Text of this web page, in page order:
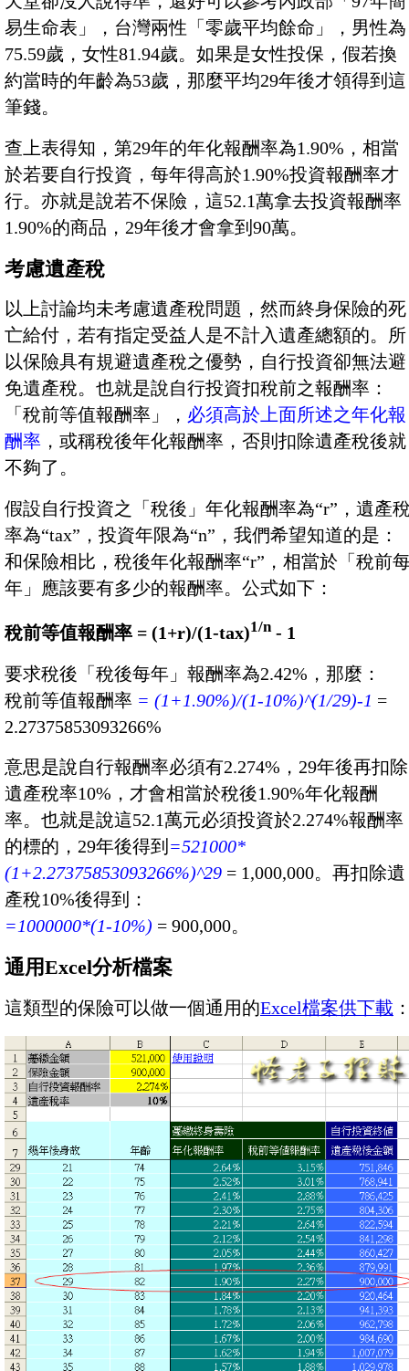
易生命表」，台灣兩性「零歲平均餘命」，男性為
75.59歲，女性81.94歲。如果是女性投保，假若換
約當時的年齡為53歲，那麼平均29年後才領得到這
筆錢。
查上表得知，第29年的年化報酬率為1.90%，相當
於若要自行投資，每年得高於1.90%投資報酬率才
行。亦就是說若不保險，這52.1萬拿去投資報酬率
1.90%的商品，29年後才會拿到90萬。
考慮遺產稅
以上討論均未考慮遺產稅問題，然而終身保險的死
亡給付，若有指定受益人是不計入遺產總額的。所
以保險具有規避遺產稅之優勢，自行投資卻無法避
免遺產稅。也就是說自行投資扣稅前之報酬率：
「稅前等值報酬率」， 必須高於上面所述之年化報
酬率 ，或稱稅後年化報酬率，否則扣除遺產稅後就
不夠了。
假設自行投資之「稅後」年化報酬率為“r”，遺產
率為“tax”，投資年限為“n”，我們希望知道的是：
和保險相比，稅後年化報酬率“r”，相當於「稅前
年」應該要有多少的報酬率。公式如下：
稅前等值報酬率 = (1+r)/(1-tax)1/n- 1
要求稅後「稅後每年」報酬率為2.42%，那麼：
稅前等值報酬率 = (1+1.90%)/(1-10%)^(1/29)-1 =
2.27375853093266%
意思是說自行報酬率必須有2.274%，29年後再扣除
遺產稅率10%，才會相當於稅後1.90%年化報酬
率。也就是說這52.1萬元必須投資於2.274%報酬率
的標的，29年後得到 =521000*
(1+2.27375853093266%)^29 = 1,000,000。再扣除遺
產稅10%後得到：
=1000000*(1-10%) = 900,000。
通用Excel分析檔案
這類型的保險可以做一個通用的Excel檔案供下載